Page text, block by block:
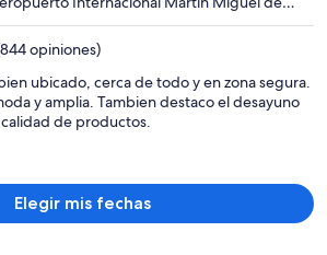
es
por
persona
opiniones)
ubicado, cerca de todo y en zona segura.
y amplia. Tambien destaco el desayuno
de productos.
Elegir mis fechas